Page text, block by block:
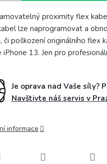
proximity flex
lze naprogramovat a
či poškození originálního flex
13. Jen pro
Je oprava nad Vaše síly?
Navštivte náš servis v
informace